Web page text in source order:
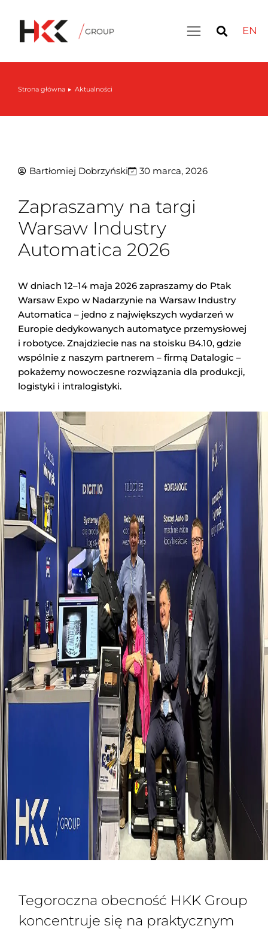
EN
Jesteś tutaj:
Strona główna Aktualności
Bartłomiej Dobrzyński 30 marca, 2026
Zapraszamy na targi
Warsaw Industry
Automatica 2026
W dniach 12–14 maja 2026 zapraszamy do Ptak
Warsaw Expo w Nadarzynie na Warsaw Industry
Automatica – jedno z największych wydarzeń w
Europie dedykowanych automatyce przemysłowej
i robotyce. Znajdziecie nas na stoisku B4.10, gdzie
wspólnie z naszym partnerem – firmą Datalogic –
pokażemy nowoczesne rozwiązania dla produkcji,
logistyki i intralogistyki.
Tegoroczna obecność HKK Group
koncentruje się na praktycznym